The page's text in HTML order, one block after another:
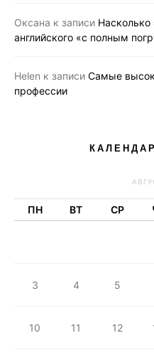
Оксана к записи Насколько
английского «с полным
Helen к записи Самые
профессии
ПН ВТ СР
3 4 5
10 11 12